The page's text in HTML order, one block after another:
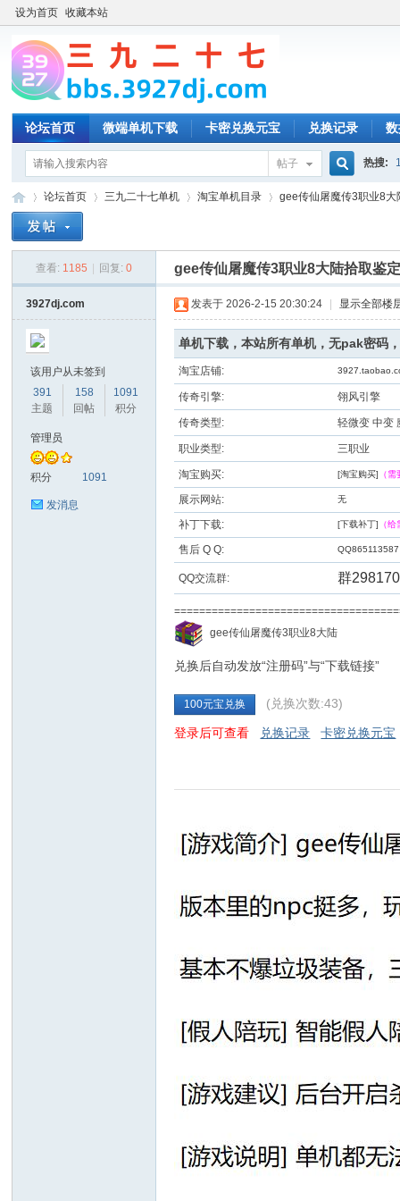
设为首页 收藏本站
论坛首页 微端单机下载 卡密兑换元宝 兑换记录
帖子
搜
索
热搜:
论坛首页 三九二十七单机
›
淘宝单机目录
›
gee传仙屠魔传3职业8大
查看: 1185 回复: 0 gee传仙屠魔传3职业8大陆拾取鉴
3927dj.com
该用户从未签到
391
主题
158
回帖
1091
积分
管理员
积分 1091
发消息
发表于 2026-2-15 20:30:24 显示全部楼
单机下载，本站所有单机，无pak密码
淘宝店铺:
传奇引擎: 翎风引擎
传奇类型: 轻微变 中变
职业类型: 三职业
淘宝购买: [淘宝购买] （
展示网站: 无
补丁下载: [下载补丁] （
售后 Q Q: QQ865113587
QQ交流群: 群
gee传仙屠魔传3职业8大陆
兑换后自动发放“注册码”与“下载链接”
100元宝兑换 (兑换次数:43)
登录后可查看 兑换记录 卡密兑换元宝